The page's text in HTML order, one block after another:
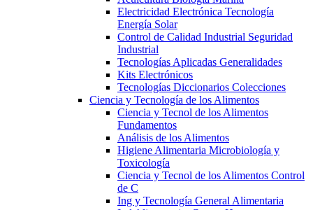
Electricidad Electrónica Tecnología
Energía Solar
Control de Calidad Industrial Seguridad
Industrial
Tecnologías Aplicadas Generalidades
Kits Electrónicos
Tecnologías Diccionarios Colecciones
Ciencia y Tecnología de los Alimentos
Ciencia y Tecnol de los Alimentos
Fundamentos
Análisis de los Alimentos
Higiene Alimentaria Microbiología y
Toxicología
Ciencia y Tecnol de los Alimentos Control
de C
Ing y Tecnología General Alimentaria